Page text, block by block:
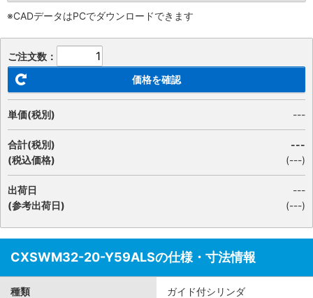
※CADデータはPCでダウンロードできます
ご注文数：
価格を確認
単価(税別) ---
合計(税別)
(税込価格)
---
(---)
出荷日
(参考出荷日)
---
(---)
CXSWM32-20-Y59ALSの仕様・寸法情報
種類 ガイド付シリンダ